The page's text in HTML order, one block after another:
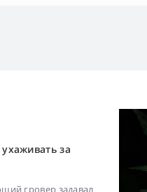
за
гровер задавал